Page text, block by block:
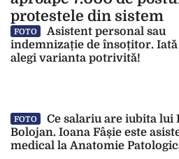
protestele din sistem
FOTO
Asistent personal sau
indemnizație de însoțitor.
alegi varianta potrivită!
FOTO
Ce salariu are iubita lui
Bolojan. Ioana Fâșie este
medical la Anatomie